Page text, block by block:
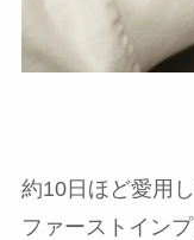
約10日ほど愛用
ファーストイン